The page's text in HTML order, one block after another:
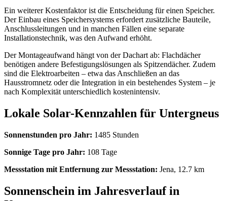
Ein weiterer Kostenfaktor ist die Entscheidung für einen Speicher.
Der Einbau eines Speichersystems erfordert zusätzliche Bauteile,
Anschlussleitungen und in manchen Fällen eine separate
Installationstechnik, was den Aufwand erhöht.
Der Montageaufwand hängt von der Dachart ab: Flachdächer
benötigen andere Befestigungslösungen als Spitzendächer. Zudem
sind die Elektroarbeiten – etwa das Anschließen an das
Hausstromnetz oder die Integration in ein bestehendes System – je
nach Komplexität unterschiedlich kostenintensiv.
Lokale Solar-Kennzahlen für Untergneus
Sonnenstunden pro Jahr: 1485 Stunden
Sonnige Tage pro Jahr: 108 Tage
Messstation mit Entfernung zur Messstation: Jena, 12.7 km
Sonnenschein im Jahresverlauf in